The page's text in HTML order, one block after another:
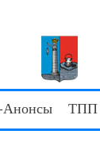
ТПП